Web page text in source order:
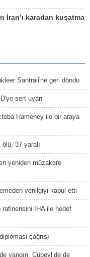
İran’ı karadan kuşatma
Santrali'ne geri döndü
sert uyarı
Hameney ile bir araya
37 yaralı
yeniden müzakere
yenilgiyi kabul etti
rafinerisini İHA ile hedef
çağrısı
yangın: Cübeyl’de de